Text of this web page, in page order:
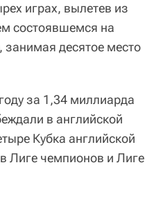
играх, вылетев из
состоявшемся на
десятое место
за 1,34 миллиарда
в английской
Кубка английской
Лиге чемпионов и Лиге